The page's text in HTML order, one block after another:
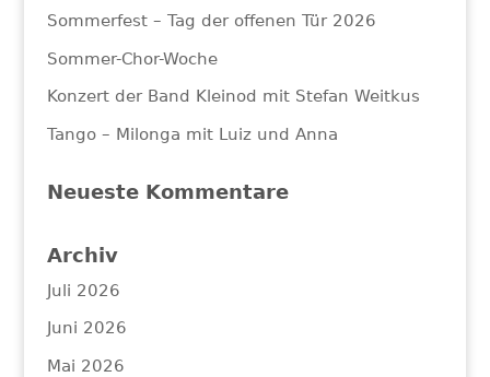
Sommerfest – Tag der offenen Tür 2026
Sommer-Chor-Woche
Konzert der Band Kleinod mit Stefan Weitkus
Tango – Milonga mit Luiz und Anna
Neueste Kommentare
Archiv
Juli 2026
Juni 2026
Mai 2026